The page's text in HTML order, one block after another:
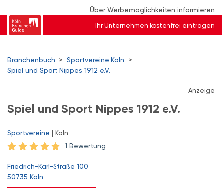
Über Werbemöglichkeiten informieren
Ihr Unternehmen kostenfrei eintragen
Branchenbuch > Sportvereine Köln
>
Spiel und Sport Nippes 1912 e.V.
Anzeige
Spiel und Sport Nippes 1912 e.V.
Sportvereine | Köln
1 Bewertung
Friedrich-Karl-Straße 100
50735 Köln